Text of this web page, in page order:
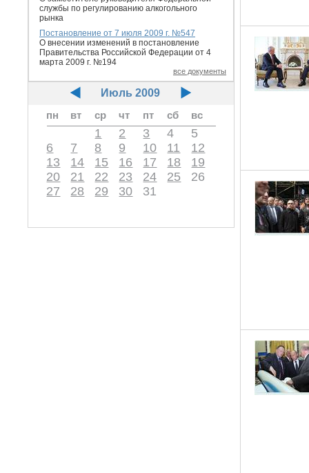
службы по регулированию алкогольного
рынка
Постановление от 7 июля 2009 г. №547
О внесении изменений в постановление
Правительства Российской Федерации от 4
марта 2009 г. №194
все документы
Июль 2009
пн
вт ср чт пт сб вс
1 2 3 4
5
6
7 8 9 10 11
12
13
14 15 16 17 18
19
20
21 22 23 24 25
26
27
28 29 30 31